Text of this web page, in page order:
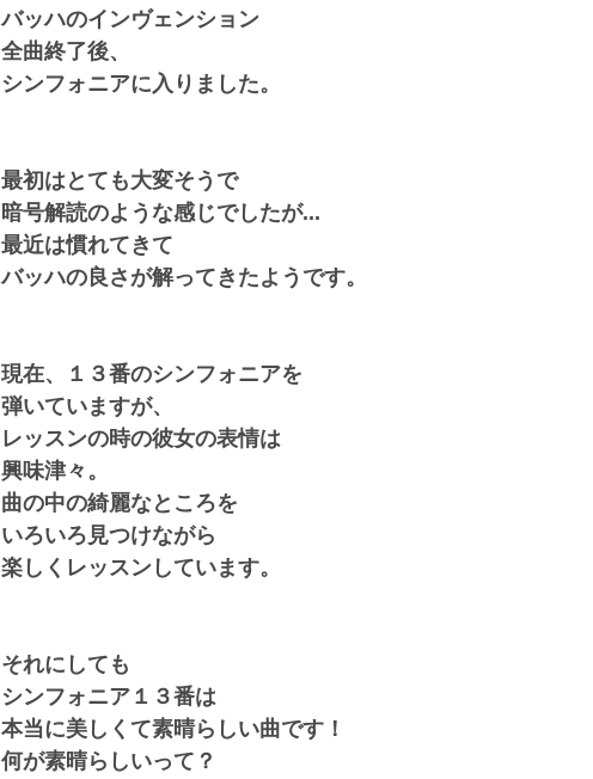
バッハのインヴェンション
全曲終了後、
シンフォニアに入りました。
最初はとても大変そうで
暗号解読のような感じでしたが...
最近は慣れてきて
バッハの良さが解ってきたようです。
現在、１３番のシンフォニアを
弾いていますが、
レッスンの時の彼女の表情は
興味津々。
曲の中の綺麗なところを
いろいろ見つけながら
楽しくレッスンしています。
それにしても
シンフォニア１３番は
本当に美しくて素晴らしい曲です！
何が素晴らしいって？